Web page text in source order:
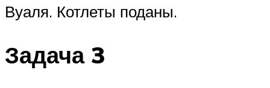
Вуаля. Котлеты поданы.
Задача 3